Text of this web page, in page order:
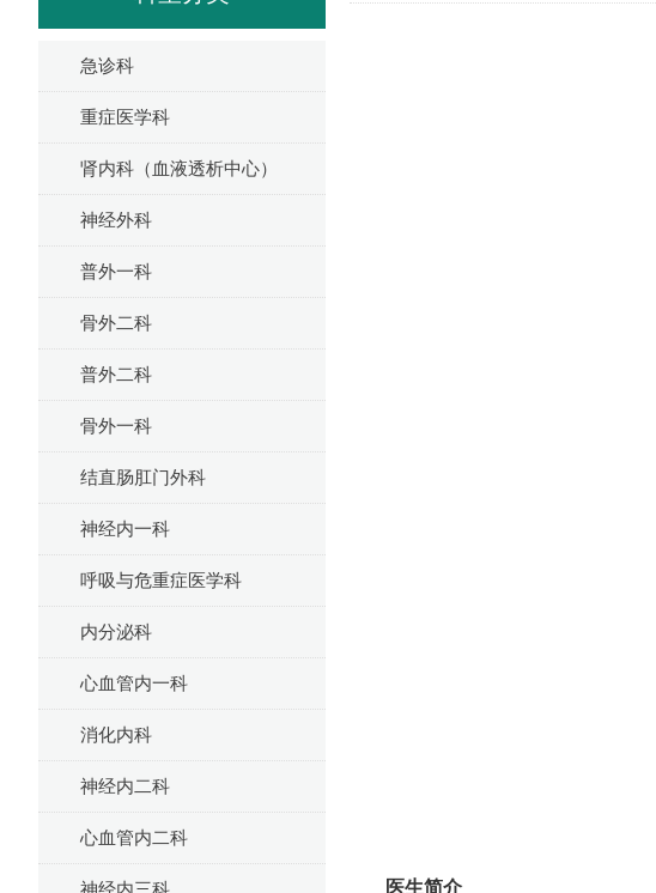
急诊科
重症医学科
肾内科（血液透析中心）
神经外科
普外一科
骨外二科
普外二科
骨外一科
结直肠肛门外科
神经内一科
呼吸与危重症医学科
内分泌科
心血管内一科
消化内科
神经内二科
心血管内二科
医生简介